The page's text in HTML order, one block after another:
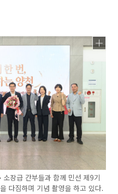
장급 간부들과 함께 민선 제9기
다짐하며 기념 촬영을 하고 있다.